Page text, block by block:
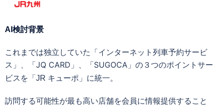
AI検討背景
これまでは独立していた「インターネット列車予約サービ
ス」、「JQ CARD」、「SUGOCA」の３つのポイントサー
ビスを「JR キューポ」に統一。
訪問する可能性が最も高い店舗を会員に情報提供すること